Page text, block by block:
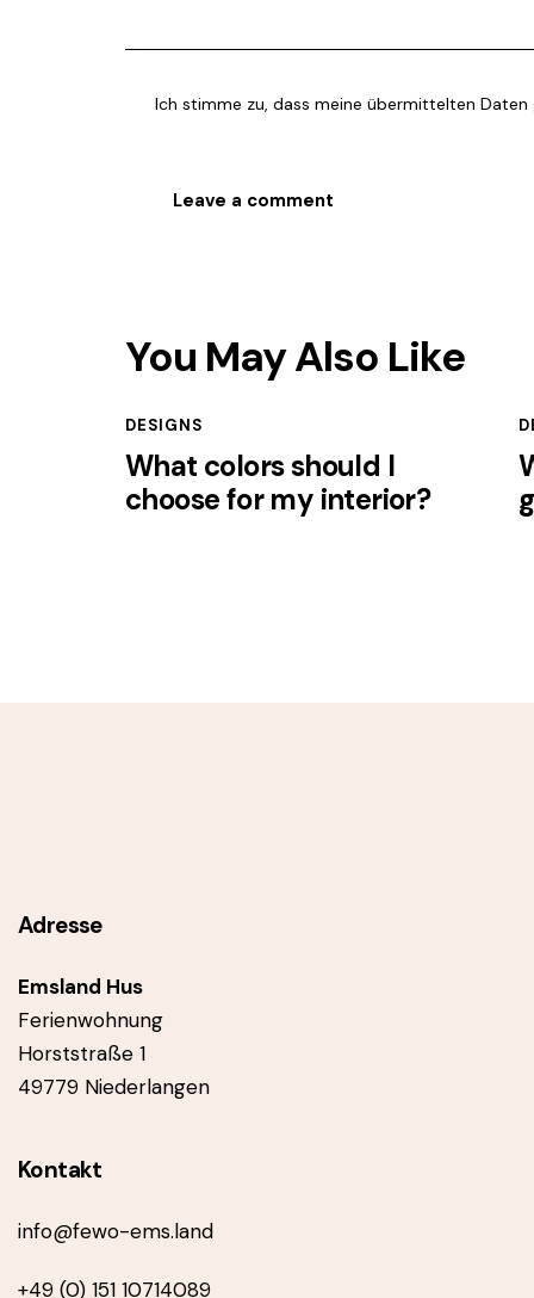
Ich stimme zu, dass meine übermittelten
You May Also Like
DESIGNS
What colors should I
choose for my interior?
Adresse
Emsland Hus
Ferienwohnung
Horststraße 1
49779 Niederlangen
Kontakt
info@fewo-ems.land
+49 (0) 151 10714089